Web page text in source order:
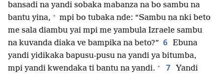
bansadi na yandi sobaka mabanza na bo sambu na
bantu yina, + mpi bo tubaka nde: “Sambu na nki beto
me sala diambu yai mpi me yambula Izraele sambu
na kuvanda diaka ve bampika na beto?” 6 Ebuna
yandi yidikaka bapusu-pusu na yandi ya bitumba,
mpi yandi kwendaka ti bantu na yandi. + 7
Yandi